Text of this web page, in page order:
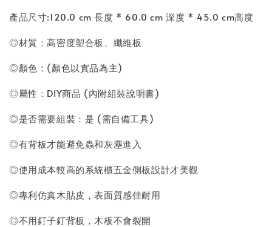
產品尺寸:120.0 cm 長度 * 60.0 cm 深度 * 45.0 cm高度
◎材質：高密度塑合板、纖維板
◎顏色：(顏色以實品為主)
◎屬性：DIY商品 (內附組裝說明書)
◎是否需要組裝：是 (需自備工具)
◎有背板才能避免蟲和灰塵進入
◎使用成本較高的系統櫃五金側板設計才美觀
◎專利仿真木貼皮，表面質感佳耐用
◎不用釘子釘背板，木板不會裂開